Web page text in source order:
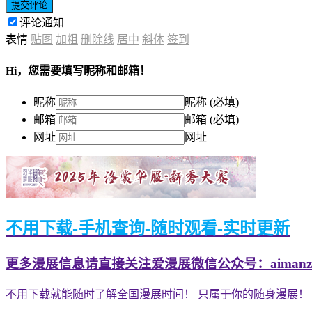
提交评论
评论通知
表情 贴图 加粗 删除线 居中 斜体 签到
Hi，您需要填写昵称和邮箱！
昵称
昵称 (必填)
邮箱
邮箱 (必填)
网址
网址
不用下载-手机查询-随时观看-实时更新
更多漫展信息请直接关注爱漫展微信公众号：
不用下载就能随时了解全国漫展时间！ 只属于你的随身漫展！